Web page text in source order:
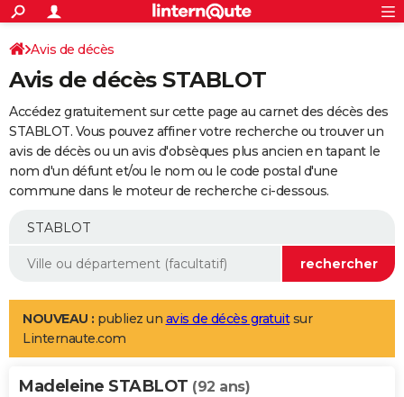
ACTUALITÉS
Politique
Société
Faits Divers
Education
Monde
Villes
+
SPORT
Coupe du monde 2026
Football
Tennis
Cyclisme
Rugby
Forum
Programme TV
TNT
Streaming
Cinéma
Sorties cinéma
Musique
+
FINANCE
Retraite
Epargne
Immobilier
Risques naturels par ville
Banque
Assurance
AUTO
Essais
Réserver un essai
Citadines
Berlines
SUV
Forum auto
+
Mobiles
Meilleur smartphone
Internet
Ordinateurs
Jeux vidéo
Guide high-tech
Aménagement intérieur
LIFESTYLE
Art de vivre
Bien-être
Loisirs
Mode
Modes de vie
Alimentation
Guide de la santé
Maladies
Médicaments
Sommeil
VOYAGE
Avis de décès
Avis de décès STABLOT
Accédez gratuitement sur cette page au carnet des décès des
STABLOT. Vous pouvez affiner votre recherche ou trouver un
avis de décès ou un avis d'obsèques plus ancien en tapant le
nom d'un défunt et/ou le nom ou le code postal d'une
commune dans le moteur de recherche ci-dessous.
NOUVEAU : publiez un avis de décès gratuitsur
Linternaute.com
Madeleine STABLOT (92 ans)